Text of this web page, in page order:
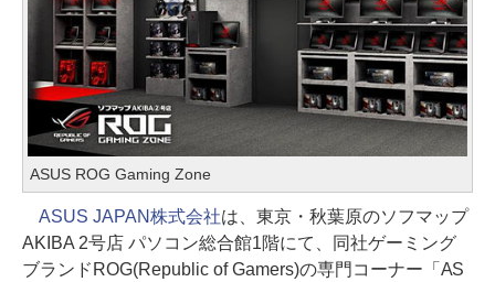
ASUS ROG Gaming Zone
ASUS JAPAN株式会社は、東京・秋葉原のソフマップ
AKIBA 2号店 パソコン総合館1階にて、同社ゲーミング
ブランドROG(Republic of Gamers)の専門コーナー「AS